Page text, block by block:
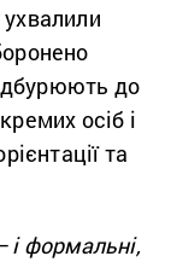
до
осіб і
та
і формальні,